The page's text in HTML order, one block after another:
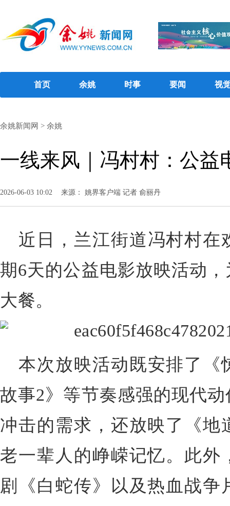
首页 余姚 时事 要闻 视
余姚新闻网 > 余姚
一线来风｜冯村村：公益
2026-06-03 10:02 来源： 姚界客户端 记者 俞丽丹
近日，兰江街道冯村村在
期6天的公益电影放映活动
大餐。
本次放映活动既安排了《
故事2》等节奏感强的现代
冲击的需求，还放映了《地
老一辈人的峥嵘记忆。此外
剧《白蛇传》以及热血战